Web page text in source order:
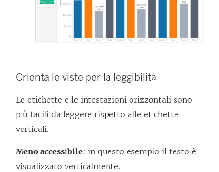
Orienta le viste per la leggibilità
Le etichette e le intestazioni orizzontali sono
più facili da leggere rispetto alle etichette
verticali.
Meno accessibile: in questo esempio il testo è
visualizzato verticalmente.